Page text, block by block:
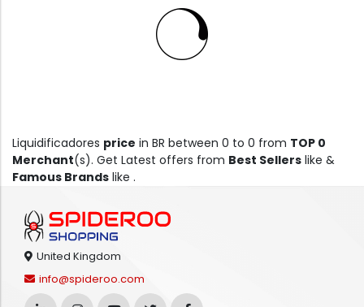
Liquidificadores price in BR between 0 to 0 from TOP 0
Merchant(s). Get Latest offers from Best Sellers like &
Famous Brands like .
United Kingdom
info@spideroo.com